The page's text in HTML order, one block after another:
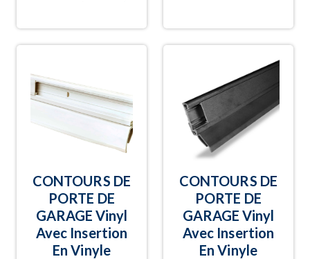
CONTOURS DE
PORTE DE
GARAGE Vinyl
Avec Insertion
En Vinyle
CONTOURS DE
PORTE DE
GARAGE Vinyl
Avec Insertion
En Vinyle